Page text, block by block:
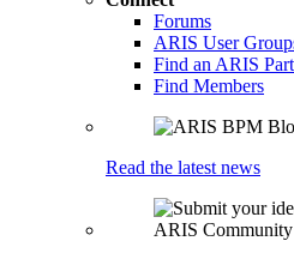
Forums
ARIS User
Find an ARIS
Find Members
Read the latest news